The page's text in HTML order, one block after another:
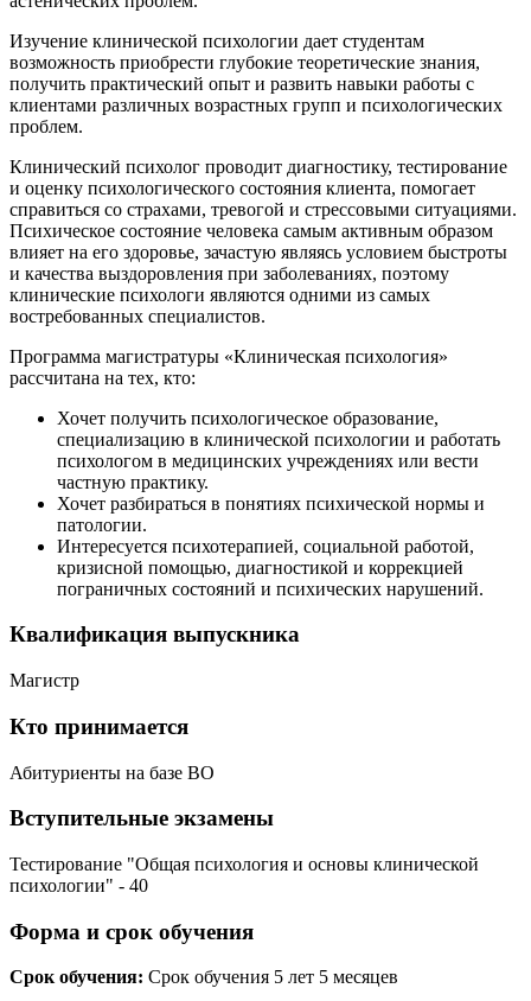
Изучение клинической психологии дает студентам
возможность приобрести глубокие теоретические знания,
получить практический опыт и развить навыки работы с
клиентами различных возрастных групп и психологических
проблем.
Клинический психолог проводит диагностику, тестирование
и оценку психологического состояния клиента, помогает
справиться со страхами, тревогой и стрессовыми ситуациями.
Психическое состояние человека самым активным образом
влияет на его здоровье, зачастую являясь условием быстроты
и качества выздоровления при заболеваниях, поэтому
клинические психологи являются одними из самых
востребованных специалистов.
Программа магистратуры «Клиническая психология»
рассчитана на тех, кто:
Хочет получить психологическое образование,
специализацию в клинической психологии и работать
психологом в медицинских учреждениях или вести
частную практику.
Хочет разбираться в понятиях психической нормы и
патологии.
Интересуется психотерапией, социальной работой,
кризисной помощью, диагностикой и коррекцией
пограничных состояний и психических нарушений.
Квалификация выпускника
Магистр
Кто принимается
Абитуриенты на базе ВО
Вступительные экзамены
Тестирование "Общая психология и основы клинической
психологии" - 40
Форма и срок обучения
Срок обучения: Срок обучения 5 лет 5 месяцев